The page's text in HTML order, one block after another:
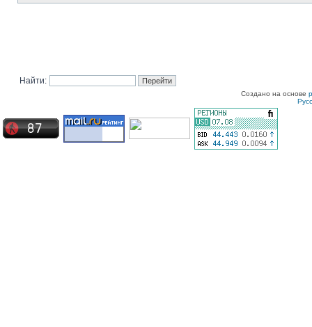
Найти:
Создано на основе